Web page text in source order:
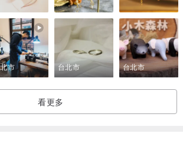
地、講師，不須另外付其他費用
問
市 台北市 台北市
看更多